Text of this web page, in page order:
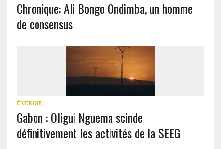
Chronique: Ali Bongo Ondimba, un homme
de consensus
ÉNERGIE
Gabon : Oligui Nguema scinde
définitivement les activités de la SEEG